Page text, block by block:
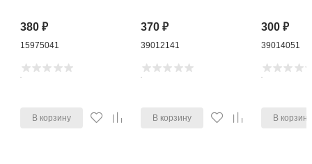
380₽
15975041
В корзину
370₽
39012141
В корзину
300₽
39014051
В корзину